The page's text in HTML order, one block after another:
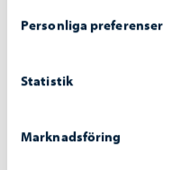
Personliga preferenser
Statistik
Marknadsföring
Läroplaner och